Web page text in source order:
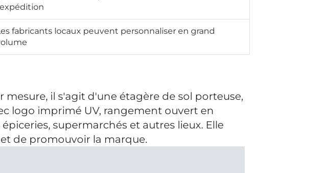
fabricants locaux peuvent personnaliser en grand
mesure, il s'agit d'une étagère de sol porteuse,
logo imprimé UV, rangement ouvert en
supermarchés et autres lieux. Elle
de promouvoir la marque.